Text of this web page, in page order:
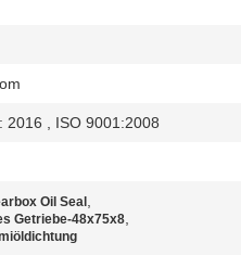
2016 , ISO 9001:2008
Oil Seal ,
Getriebe-48x75x8,